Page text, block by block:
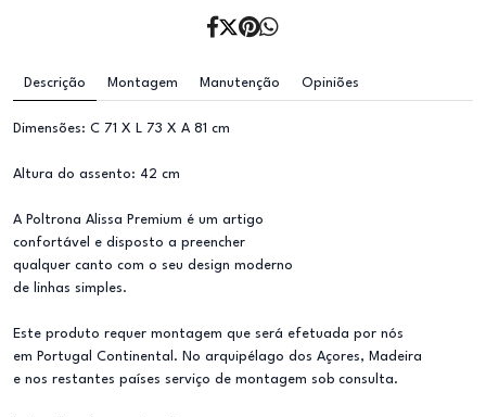
Descrição Montagem Manutenção Opiniões
Dimensões: C 71 X L 73 X A 81 cm
Altura do assento: 42 cm
A Poltrona Alissa Premium é um artigo
confortável e disposto a preencher
qualquer canto com o seu design moderno
de linhas simples.
Este produto requer montagem que será efetuada por nós
em Portugal Continental. No arquipélago dos Açores, Madeira
e nos restantes países serviço de montagem sob consulta.